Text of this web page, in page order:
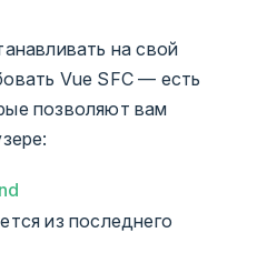
на свой
Vue SFC — есть
позволяют вам
из последнего